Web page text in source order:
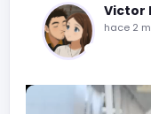
Victor
hace 2